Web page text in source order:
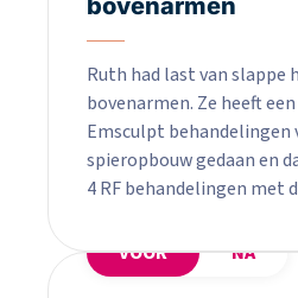
bovenarmen
Ruth had last van slappe
bovenarmen. Ze heeft
Emsculpt behandelingen
spieropbouw gedaan en
4 RF behandelingen met
VOOR NA